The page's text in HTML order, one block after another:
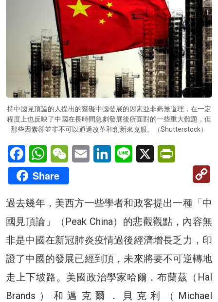
持中國見頂論的人提出的窒礙中國發展的因素並非毫無道理，在一定
程度上也反映了中國在長時間急劇發展後所面對的一些重大難題，但
那些因素卻並非不可以通過改革和創新來克服。（Shutterstock）
FacebookWhatsAppWeChatEmail LinkedInLine X
Share
過去幾年，美西方一些學者和政客提出一種「中
國見頂論」（Peak China）的悲觀觀點，內容無
非是中國在新冠肺炎疫情過後經濟增長乏力，印
證了中國的發展已經到頂，未來將要不可逆轉地
走上下坡路。美國政治學家哈爾．布蘭茲（Hal
Brands）和邁克爾．貝克利（Michael